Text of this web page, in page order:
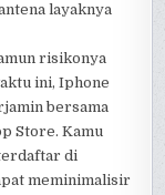
layaknya
risikonya
ini, Iphone
bersama
Store. Kamu
di
meminimalisir